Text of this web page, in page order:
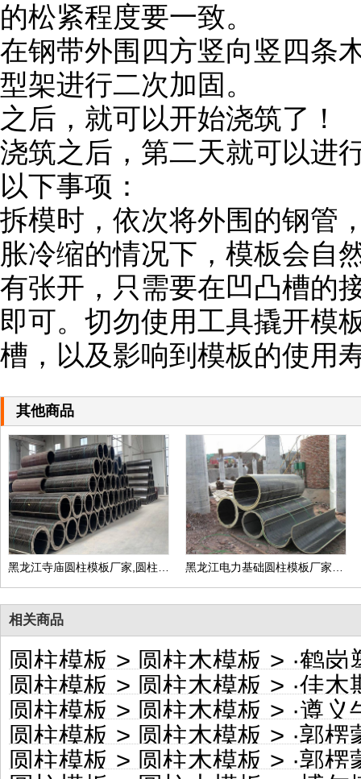
的松紧程度要一致。
在钢带外围四方竖向竖四条
型架进行二次加固。
之后，就可以开始浇筑了！
浇筑之后，第二天就可以进
以下事项：
拆模时，依次将外围的钢管
胀冷缩的情况下，模板会自
有张开，只需要在凹凸槽的
即可。切勿使用工具撬开模
槽，以及影响到模板的使用
其他商品
相关商品
圆柱模板>圆柱木模板> ·鹤岗塑
圆柱模板>圆柱木模板> ·佳木斯
圆柱模板>圆柱木模板> ·遵义牛
圆柱模板>圆柱木模板> ·郭楞蒙
圆柱模板>圆柱木模板> ·郭楞蒙古